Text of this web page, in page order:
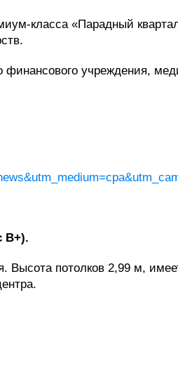
класса «Парадный
учреждения,
В+).
Высота потолков 2,99 м,